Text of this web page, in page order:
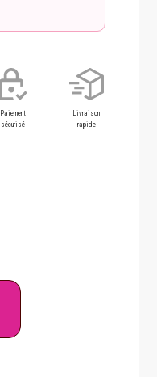
Paiement
sécurisé
Livraison
rapide